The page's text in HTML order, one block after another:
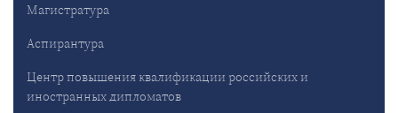
Магистратура
Аспирантура
Центр повышения квалификации российских и
иностранных дипломатов